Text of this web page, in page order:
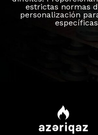
estrictas normas
personalización